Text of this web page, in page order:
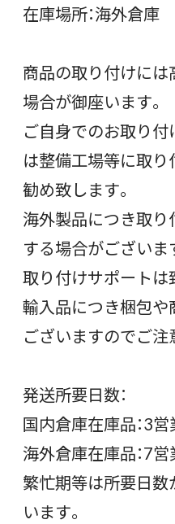
在庫場所：海外倉庫
商品の取り付けには
場合が御座います。
ご自身でのお取り
は整備工場等に取
勧め致します。
海外製品につき取
する場合がございま
取り付けサポートは
輸入品につき梱包
ございますのでご注
発送所要日数：
国内倉庫在庫品：3
海外倉庫在庫品：7
繁忙期等は所要日
います。